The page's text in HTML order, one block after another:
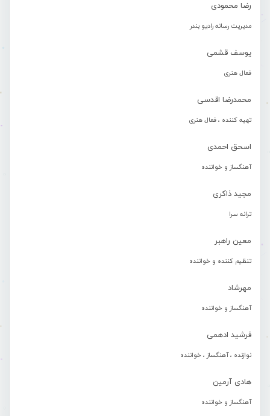
رضا محمودی
مدیریت رسانه رادیو بندر
یوسف قشمی
فعال هنری
محمدرضا اقدسی
تهیه کننده ، فعال هنری
اسحق احمدی
آهنگساز و خواننده
مجید ذاکری
ترانه سرا
معین راهبر
تنظیم کننده و خواننده
مهرشاد
آهنگساز و خواننده
فرشید ادهمی
نوازنده ، آهنگساز ، خواننده
هادی آرمین
آهنگساز و خواننده